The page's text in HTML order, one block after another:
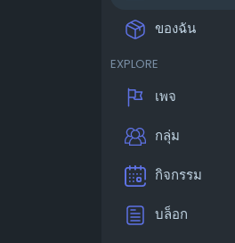
ของฉัน
EXPLORE
เพจ
กลุ่ม
กิจกรรม
บล็อก